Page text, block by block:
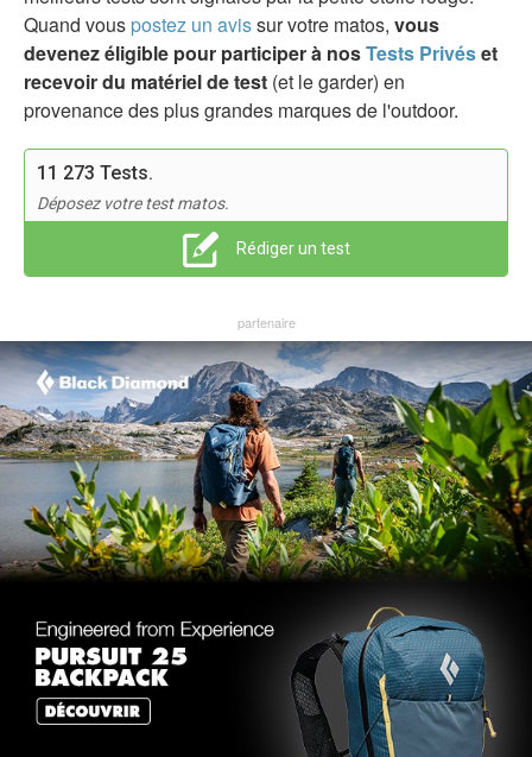
Quand vous postez un avissur votre matos, vous
devenez éligible pour participer à nosTests Privéset
recevoir du matériel de test (et le garder) en
provenance des plus grandes marques de l'outdoor.
11 273 Tests.
Déposez votre test matos.
Rédiger un test